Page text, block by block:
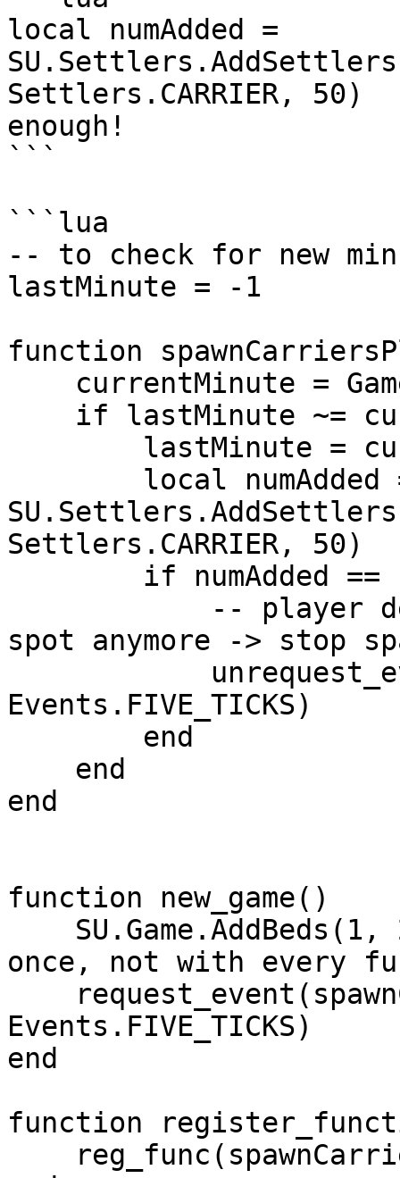
local numAdded =
Settlers.CARRIER, 50)	-- ensure radius is big
enough!
```
```lua
-- to check for new
lastMinute = -1
function
Settlers.CARRIER, 50)
spot anymore -> stop
Events.FIVE_TICKS)
end
function new_game()
once, not with every
Events.FIVE_TICKS)
end
function